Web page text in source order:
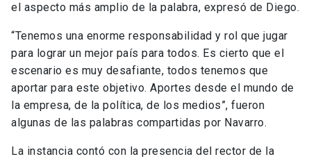
el aspecto más amplio de la palabra, expresó de Diego.
“Tenemos una enorme responsabilidad y rol que jugar
para lograr un mejor país para todos. Es cierto que el
escenario es muy desafiante, todos tenemos que
aportar para este objetivo. Aportes desde el mundo de
la empresa, de la política, de los medios”, fueron
algunas de las palabras compartidas por Navarro.
La instancia contó con la presencia del rector de la